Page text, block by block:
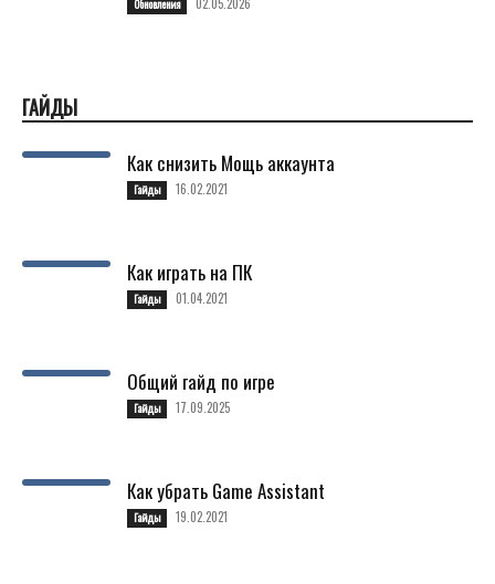
Обновления
ГАЙДЫ
Как снизить Мощь аккаунта
Гайды 16.02.2021
Как играть на ПК
Гайды 01.04.2021
Общий гайд по игре
Гайды 17.09.2025
Как убрать Game Assistant
Гайды 19.02.2021